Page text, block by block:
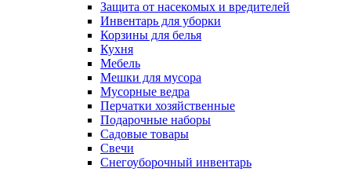
Защита от насекомых и вредителей
Инвентарь для уборки
Корзины для белья
Кухня
Мебель
Мешки для мусора
Мусорные ведра
Перчатки хозяйственные
Подарочные наборы
Садовые товары
Свечи
Снегоуборочный инвентарь